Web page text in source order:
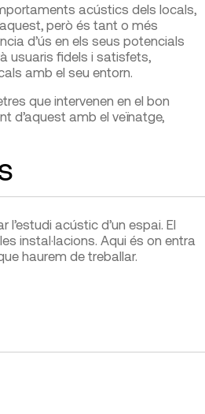
acústics dels locals,
però és tant o més
d’ús en els seus potencials
usuaris fidels i satisfets,
amb el seu entorn.
que intervenen en el bon
d’aquest amb el veïnatge,
acústic d’un espai. El
instal·lacions. Aqui és on entra
haurem de treballar.